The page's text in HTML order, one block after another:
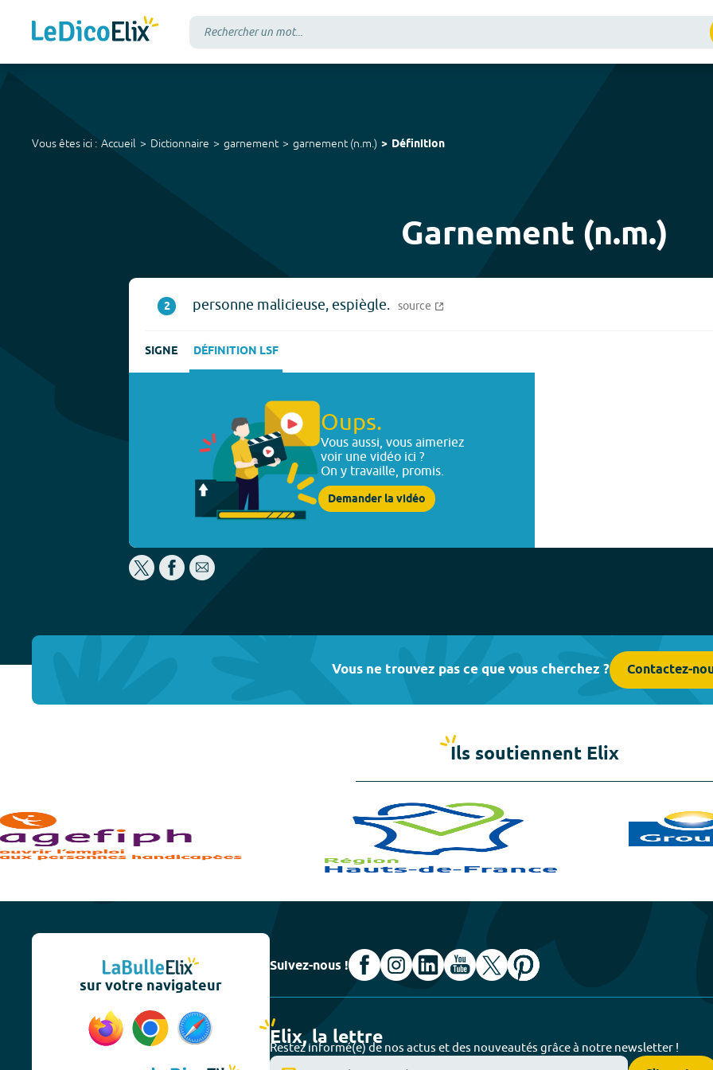
Vous êtes ici : Accueil Dictionnaire garnement garnement (n.m. ) Définition
Garnement (n.m.)
2 personne malicieuse, espiègle. source
SIGNE DÉFINITION LSF
Oups.
Vous aussi, vous aimeriez
voir une vidéo ici ?
On y travaille, promis.
Demander la vidéo
Vous ne trouvez pas ce que vous cherchez ? Contactez-
Ils soutiennent Elix
sur votre navigateur
Suivez-nous !
Elix, la lettre
Restez informé(e) de nos actus et des nouveautés grâce à notre newsletter !